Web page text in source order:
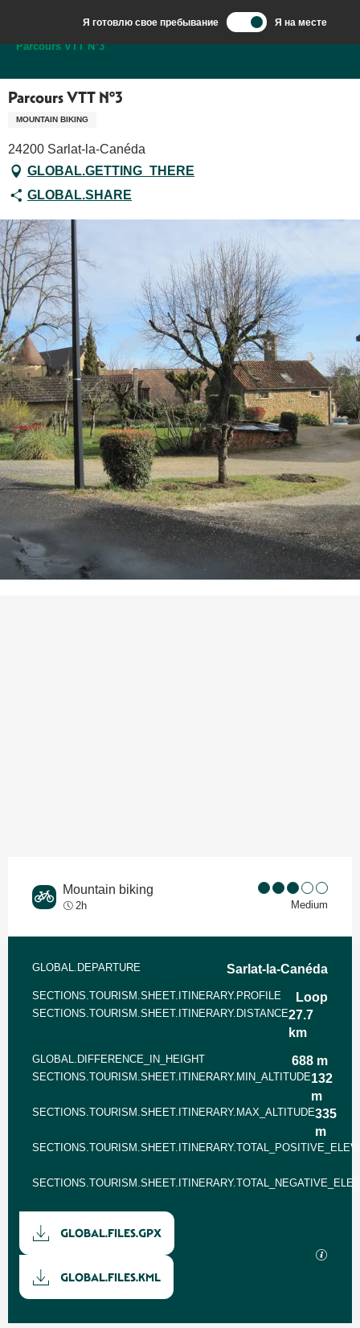
contenu
Я готовлю свое пребывание Я на месте
Добро пожаловать в Сарла, столицу Перигор-Нуар.
Parcours VTT N°3
Parcours VTT N°3
MOUNTAIN BIKING
24200 Sarlat-la-Canéda
GLOBAL.GETTING_THERE
GLOBAL.SHARE
Mountain biking
2h Medium
Informations pratiques
GLOBAL.DEPARTURE Sarlat-la-Canéda
SECTIONS.TOURISM.SHEET.ITINERARY.PROFILE Loop
SECTIONS.TOURISM.SHEET.ITINERARY.DISTANCE27.7
km
GLOBAL.DIFFERENCE_IN_HEIGHT 688 m
SECTIONS.TOURISM.SHEET.ITINERARY.MIN_ALTITUDE132
m
SECTIONS.TOURISM.SHEET.ITINERARY.MAX_ALTITUDE335
m
Documentation
GLOBAL.FILES.GPX
GLOBAL.FILES.KML